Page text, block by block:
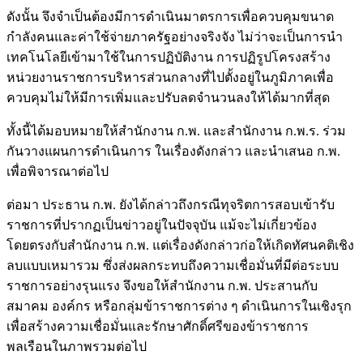
ดังนั้น จึงจำเป็นต้องมีการดำเนินมาตรการเพื่อควบคุมขนาด
กำลังคนและค่าใช้จ่ายภาครัฐอย่างจริงจัง ไม่ว่าจะเป็นการนำ
เทคโนโลยีเข้ามาใช้ในการปฏิบัติงาน การปฏิรูปโครงสร้าง
หน่วยงานราชการบริหารส่วนกลางที่ไปตั้งอยู่ในภูมิภาคเพื่อ
ควบคุมไม่ให้มีการเพิ่มและปรับลดจำนวนลงให้ได้มากที่สุด
ทั้งนี้ได้มอบหมายให้สำนักงาน ก.พ. และสำนักงาน ก.พ.ร. ร่วม
กันวางแผนการดำเนินการ ในเรื่องดังกล่าว และนำเสนอ ก.พ.
เพื่อพิจารณาต่อไป
ต่อมา ประธาน ก.พ. ยังได้กล่าวถึงกรณีทุจริตการสอบเข้ารับ
ราชการที่ปรากฏเป็นข่าวอยู่ในปัจจุบัน แม้จะไม่เกี่ยวข้อง
โดยตรงกับสำนักงาน ก.พ. แต่เรื่องดังกล่าวก่อให้เกิดทัศนคติเชิง
ลบแบบเหมารวม ซึ่งส่งผลกระทบถึงความเชื่อมั่นที่มีต่อระบบ
ราชการอย่างรุนแรง จึงขอให้สำนักงาน ก.พ. ประสานกับ
สมาคม องค์กร หรือกลุ่มข้าราชการต่าง ๆ ดำเนินการในเชิงรุก
เพื่อสร้างความเชื่อมั่นและรักษาศักดิ์ศรีของข้าราชการ
พลเรือนในภาพรวมต่อไป